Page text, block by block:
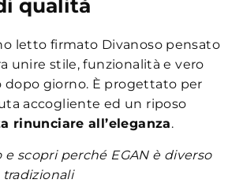
qualità
letto firmato Divanoso pensato
unire stile, funzionalità e vero
giorno. È progettato per
accogliente ed un riposo
rinunciare all’eleganza.
e scopri perché EGAN è diverso